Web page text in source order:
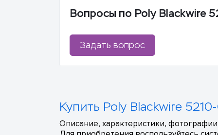
Вопросы по Poly Blackwire
Задать вопрос
Купить Poly Blackwire
Описание, характеристики,